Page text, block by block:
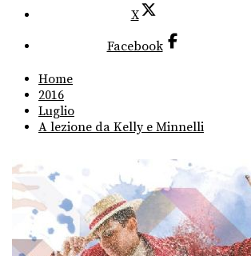
X
Facebook
Home
2016
Luglio
A lezione da Kelly e Minnelli